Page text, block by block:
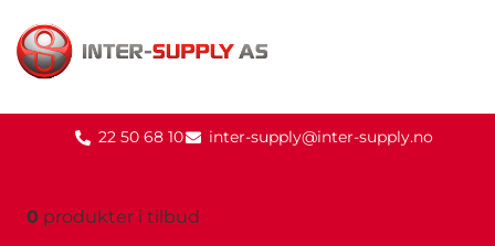
22 50 68 10 inter-supply@inter-supply.no
0 produkter i tilbud